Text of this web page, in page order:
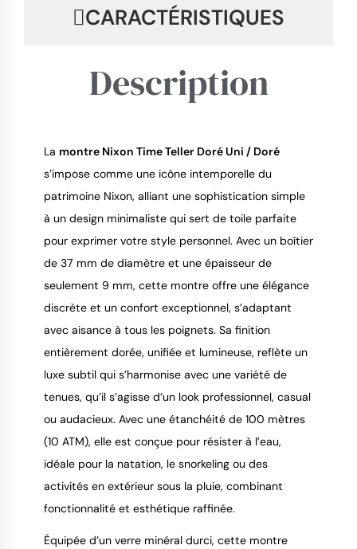
CARACTÉRISTIQUES
Description
La montre Nixon Time Teller Doré Uni / Doré
s’impose comme une icône intemporelle du
patrimoine Nixon, alliant une sophistication simple
à un design minimaliste qui sert de toile parfaite
pour exprimer votre style personnel. Avec un boîtier
de 37 mm de diamètre et une épaisseur de
seulement 9 mm, cette montre offre une élégance
discrète et un confort exceptionnel, s’adaptant
avec aisance à tous les poignets. Sa finition
entièrement dorée, unifiée et lumineuse, reflète un
luxe subtil qui s’harmonise avec une variété de
tenues, qu’il s’agisse d’un look professionnel, casual
ou audacieux. Avec une étanchéité de 100 mètres
(10 ATM), elle est conçue pour résister à l’eau,
idéale pour la natation, le snorkeling ou des
activités en extérieur sous la pluie, combinant
fonctionnalité et esthétique raffinée.
Équipée d’un verre minéral durci, cette montre